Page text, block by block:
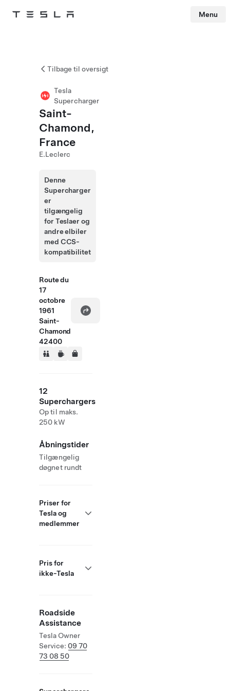
Tesla Menu
Tilbage til oversigt
Tesla
Supercharger
Saint-
Chamond,
France
E.Leclerc
Denne
Supercharger
er
tilgængelig
for Teslaer og
andre elbiler
med CCS-
kompatibilitet
Route du
17
octobre
1961
Saint-
Chamond
42400
12
Superchargers
Op til maks.
250 kW
Åbningstider
Tilgængelig
døgnet rundt
Priser for
Tesla og
medlemmer
Pris for
ikke-Tesla
Roadside
Assistance
Tesla Owner
Service: 09 70
73 08 50